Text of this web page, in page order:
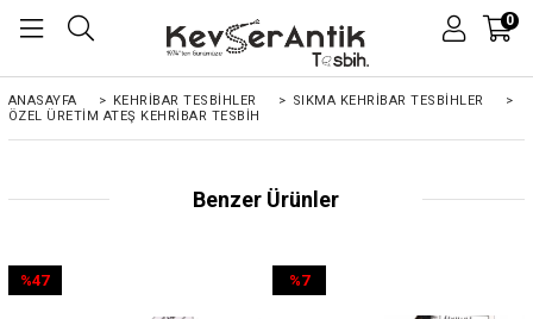
0
ANASAYFA > KEHRIBAR TESBIHLER > SIKMA KEHRİBAR TESBİHLER
>
ÖZEL ÜRETIM ATEŞ KEHRIBAR TESBIH
Benzer Ürünler
%47
%7